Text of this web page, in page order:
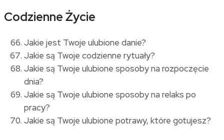
Codzienne Życie
Jakie jest Twoje ulubione danie?
Jakie są Twoje codzienne rytuały?
Jakie są Twoje ulubione sposoby na rozpoczęcie
dnia?
Jakie są Twoje ulubione sposoby na relaks po
pracy?
Jakie są Twoje ulubione potrawy, które gotujesz?